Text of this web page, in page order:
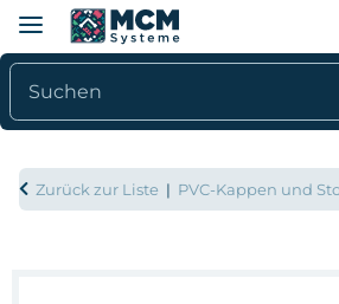
Zurück zur Liste PVC-Kappen und